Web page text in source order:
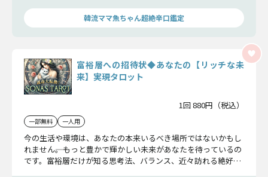
ス！
韓流ママ魚ちゃん超絶辛口鑑定
富裕層への招待状◆あなたの【リッチな未
来】実現タロット
1回 880円（税込）
一部無料 一人用
今の生活や環境は、あなたの本来いるべき場所ではないかもし
れません――。もっと豊かで輝かしい未来があなたを待っているの
です。富裕層だけが知る思考法、バランス、近々訪れる絶好の